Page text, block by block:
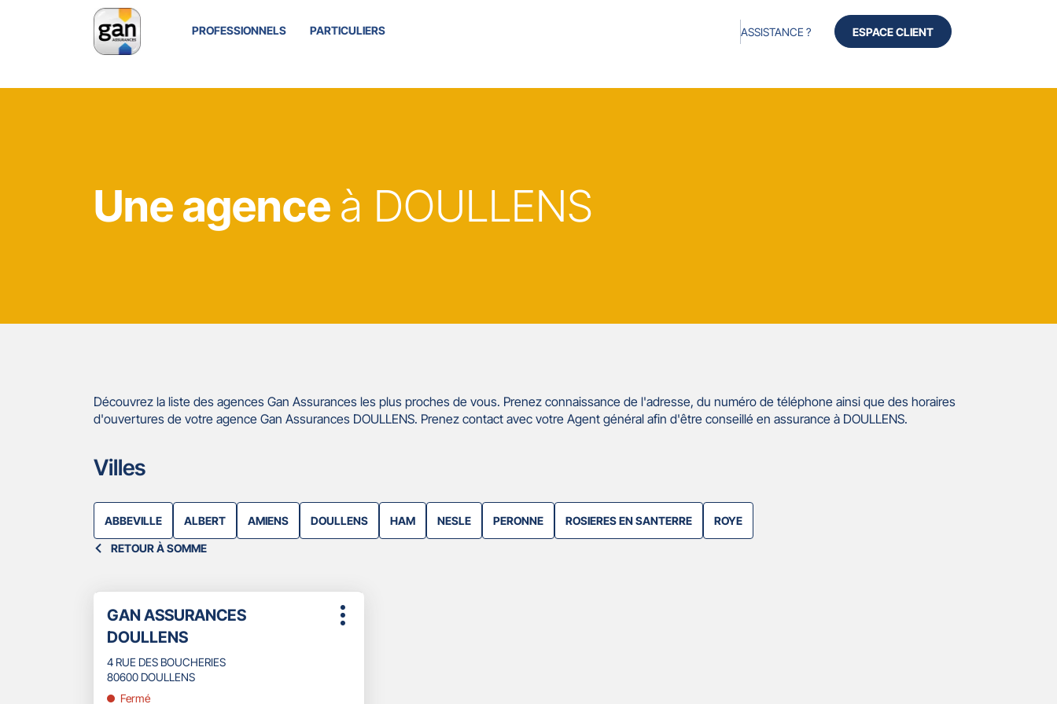
PROFESSIONNELS PARTICULIERS ASSISTANCE ? ESPACE CLIENT
Une agence à DOULLENS
Découvrez la liste des agences Gan Assurances les plus proches de vous. Prenez connaissance de l'adresse, du numéro de téléphone ainsi que des horaires
d'ouvertures de votre agence Gan Assurances DOULLENS. Prenez contact avec votre Agent général afin d'être conseillé en assurance à DOULLENS.
Villes
ABBEVILLE ALBERT AMIENS DOULLENS HAM NESLE PERONNE ROSIERES EN SANTERRE ROYE
RETOUR À SOMME
sur
touche
ENTRÉE
pour
Point
de
vente
:
GAN ASSURANCES
DOULLENS
4 RUE DES BOUCHERIES
80600 DOULLENS
Fermé
Plus